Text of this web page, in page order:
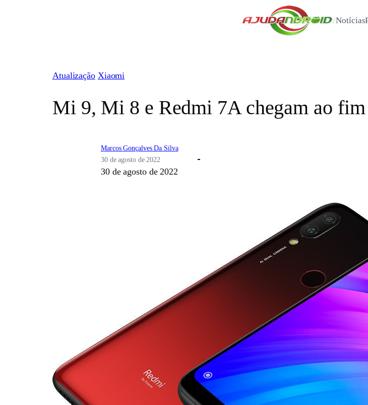
/Notícias
Atualização Xiaomi
Mi 9, Mi 8 e Redmi 7A chegam ao
Marcos Gonçalves Da Silva
30 de agosto de 2022
30 de agosto de 2022